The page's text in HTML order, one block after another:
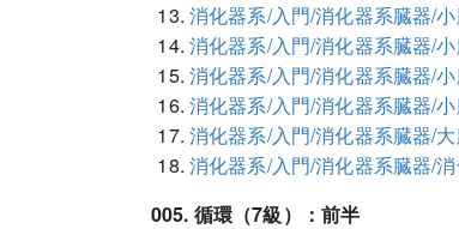
消化器系/入門/消化器系臓器/
消化器系/入門/消化器系臓器/
消化器系/入門/消化器系臓器/
消化器系/入門/消化器系臓器/
消化器系/入門/消化器系臓器/
消化器系/入門/消化器系臓器/
005. 循環（7級）：前半